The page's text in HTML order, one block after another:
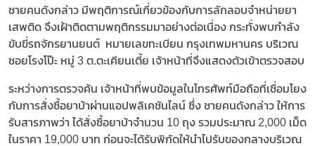
ชายคนดังกล่าว มีพฤติการณ์เกี่ยวข้องกับการลักลอบจำหน่ายยา
เสพติด จึงเฝ้าติดตามพฤติกรรมมาอย่างต่อเนื่อง กระทั่งพบกำลัง
ขับขี่รถจักรยานยนต์ หมายเลขทะเบียน กรุงเทพมหานคร บริเวณ
ซอยโรงโป๊ะ หมู่ 3 ต.ตะเคียนเตี้ย เจ้าหน้าที่จึงแสดงตัวเข้าตรวจสอบ
ระหว่างการตรวจค้น เจ้าหน้าที่พบข้อมูลในโทรศัพท์มือถือที่เชื่อมโยง
กับการสั่งซื้อยาบ้าผ่านแอปพลิเคชันไลน์ ซึ่ง ชายคนดังกล่าว ให้การ
รับสารภาพว่า ได้สั่งซื้อยาบ้าจำนวน 10 ถุง รวมประมาณ 2,000 เม็ด
ในราคา 19,000 บาท ก่อนจะได้รับพิกัดให้นำไปรับของกลางบริเวณ